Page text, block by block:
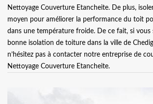
Nettoyage Couverture Etancheite. De plus,
moyen pour améliorer la performance du toit
dans une température froide. De ce fait, si vous
bonne isolation de toiture dans la ville de
n’hésitez pas à contacter notre entreprise de
Nettoyage Couverture Etancheite.